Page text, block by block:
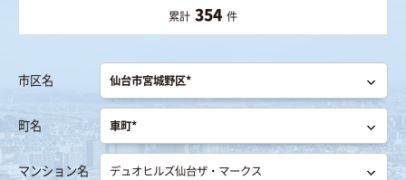
累計 354 件
市区名
町名
マンション名